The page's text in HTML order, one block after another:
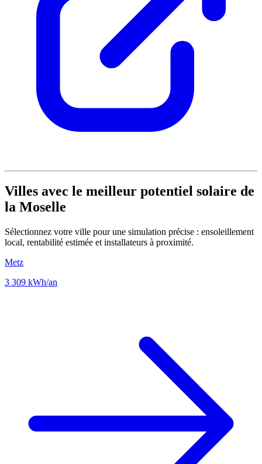
Villes avec le meilleur potentiel solaire de
la Moselle
Sélectionnez votre ville pour une simulation précise : ensoleillement
local, rentabilité estimée et installateurs à proximité.
Metz
3 309 kWh/an